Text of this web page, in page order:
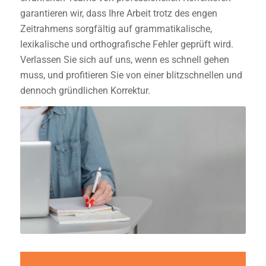
garantieren wir, dass Ihre Arbeit trotz des engen
Zeitrahmens sorgfältig auf grammatikalische,
lexikalische und orthografische Fehler geprüft wird.
Verlassen Sie sich auf uns, wenn es schnell gehen
muss, und profitieren Sie von einer blitzschnellen und
dennoch gründlichen Korrektur.